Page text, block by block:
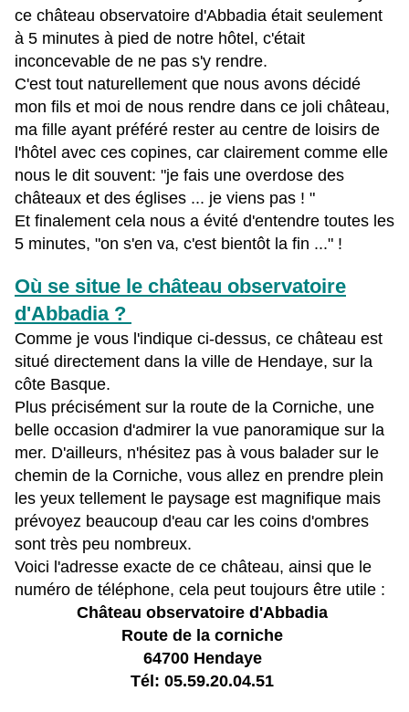
ce château observatoire d'Abbadia était seulement
à 5 minutes à pied de notre hôtel, c'était
inconcevable de ne pas s'y rendre.
C'est tout naturellement que nous avons décidé
mon fils et moi de nous rendre dans ce joli château,
ma fille ayant préféré rester au centre de loisirs de
l'hôtel avec ces copines, car clairement comme elle
nous le dit souvent: "je fais une overdose des
châteaux et des églises ... je viens pas ! "
Et finalement cela nous a évité d'entendre toutes les
5 minutes, "on s'en va, c'est bientôt la fin ..." !
Où se situe le château observatoire
d'Abbadia ?
Comme je vous l'indique ci-dessus, ce château est
situé directement dans la ville de Hendaye, sur la
côte Basque.
Plus précisément sur la route de la Corniche, une
belle occasion d'admirer la vue panoramique sur la
mer. D'ailleurs, n'hésitez pas à vous balader sur le
chemin de la Corniche, vous allez en prendre plein
les yeux tellement le paysage est magnifique mais
prévoyez beaucoup d'eau car les coins d'ombres
sont très peu nombreux.
Voici l'adresse exacte de ce château, ainsi que le
numéro de téléphone, cela peut toujours être utile :
Château observatoire d'Abbadia
Route de la corniche
64700 Hendaye
Tél: 05.59.20.04.51